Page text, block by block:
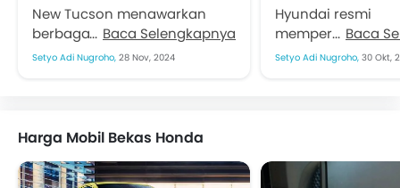
dan Fiturnya
New Tucson menawarkan
berbagai macam keunggulan
untuk bertarung di segmen
Baca Selengkapnya
Setyo Adi Nugroho, 28 Nov, 2024
Vs Honda CR-V
Hyundai resmi
memperkenalkan
terbaru Santa Fe.
Baca
Setyo Adi Nugroho, 30 Okt,
Harga Mobil Bekas Honda